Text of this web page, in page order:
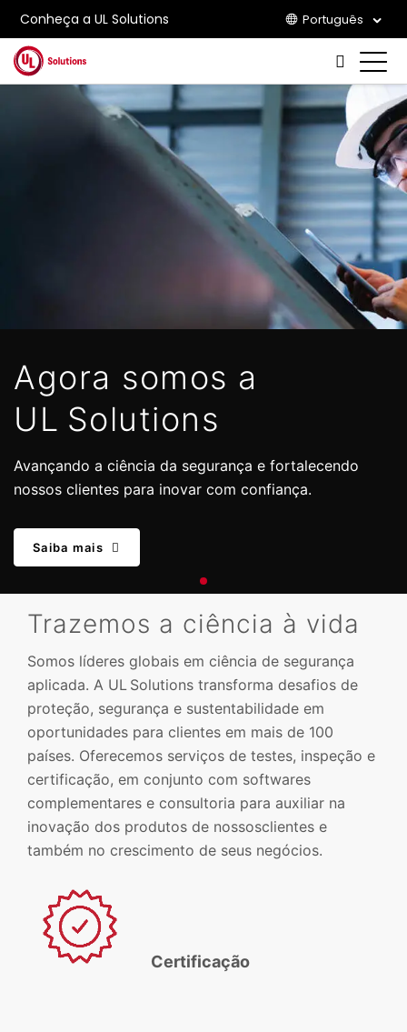
Conheça a UL Solutions Português
Skip to main content
Agora somos a
UL Solutions
Avançando a ciência da segurança e fortalecendo
nossos clientes para inovar com confiança.
Saiba mais
Trazemos a ciência à vida
Somos líderes globais em ciência de segurança
aplicada. A UL Solutions transforma desafios de
proteção, segurança e sustentabilidade em
oportunidades para clientes em mais de 100
países. Oferecemos serviços de testes, inspeção e
certificação, em conjunto com softwares
complementares e consultoria para auxiliar na
inovação dos produtos de nossosclientes e
também no crescimento de seus negócios.
Certificação